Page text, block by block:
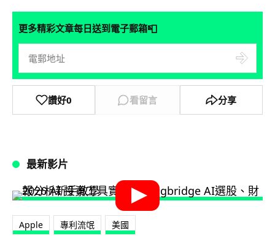
更多精彩文章每日送到電子郵箱📮
讚好0 看留言 分享
最新影片
Apple 專利流氓 美國